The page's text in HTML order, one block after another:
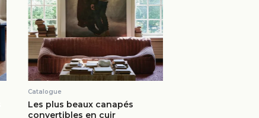
Catalogue
Les plus beaux canapés
convertibles en cuir